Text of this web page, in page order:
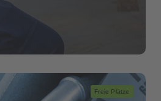
Freie Plätze